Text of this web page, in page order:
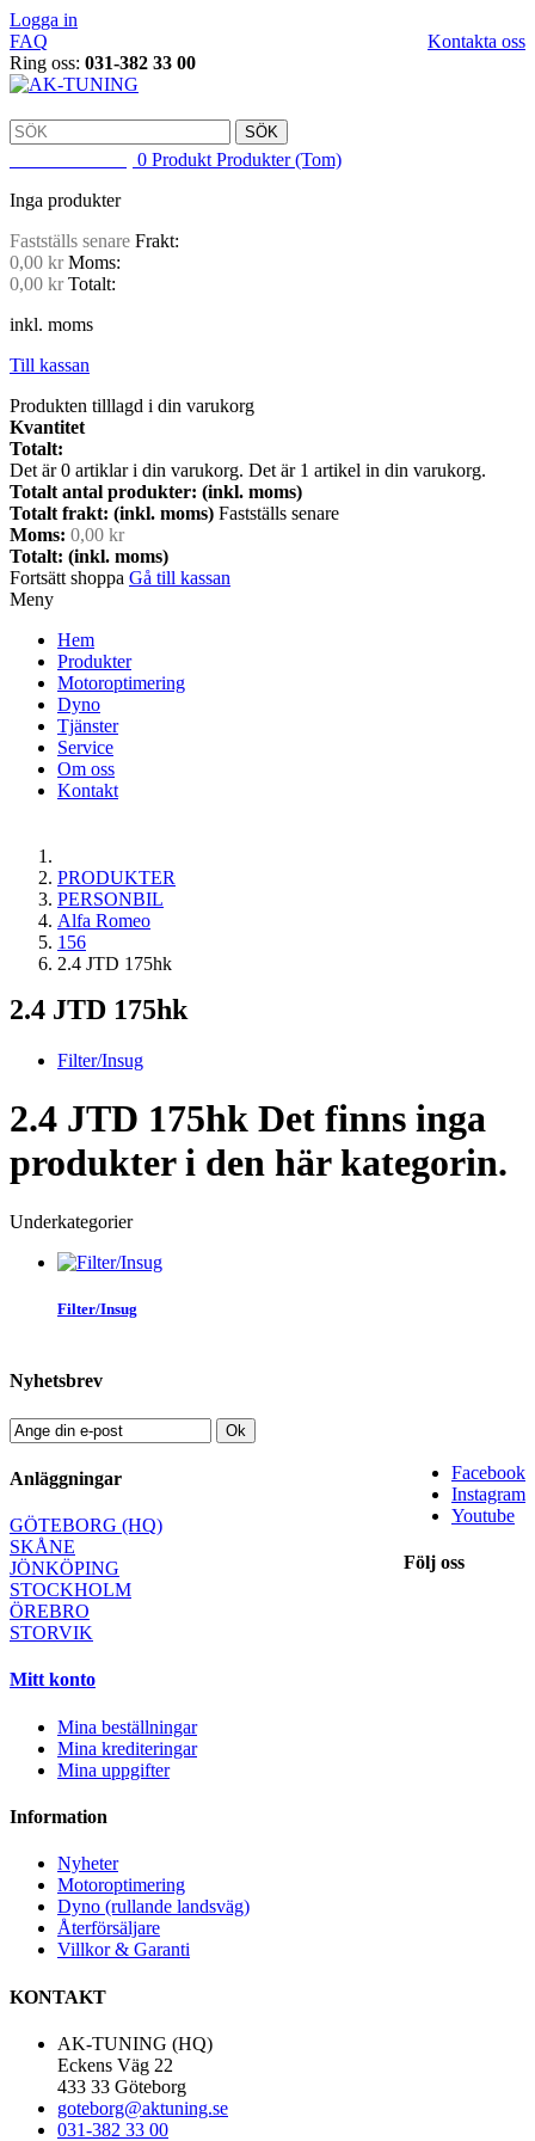
Logga in
Kontakta oss
FAQ
Ring oss: 031-382 33 00
SÖK
0 Produkt Produkter (Tom)
Inga produkter
Fastställs senare Frakt:
0,00 kr Moms:
0,00 kr Totalt:
inkl. moms
Till kassan
Produkten tilllagd i din varukorg
Kvantitet
Totalt:
Det är0 artiklar i din varukorg. Det är 1 artikel in din varukorg.
Totalt antal produkter: (inkl. moms)
Totalt frakt: (inkl. moms) Fastställs senare
Moms: 0,00 kr
Totalt: (inkl. moms)
Fortsätt shoppa Gå till kassan
Meny
Hem
Produkter
Motoroptimering
Dyno
Tjänster
Service
Om oss
Kontakt
PRODUKTER
PERSONBIL
Alfa Romeo
156
2.4 JTD 175hk
2.4 JTD 175hk
Filter/Insug
2.4 JTD 175hk Det finns inga
produkter i den här kategorin.
Underkategorier
Filter/Insug
Nyhetsbrev
Ok
Facebook
Instagram
Youtube
Följ oss
Anläggningar
GÖTEBORG (HQ)
SKÅNE
JÖNKÖPING
STOCKHOLM
ÖREBRO
STORVIK
Mitt konto
Mina beställningar
Mina krediteringar
Mina uppgifter
Information
Nyheter
Motoroptimering
Dyno (rullande landsväg)
Återförsäljare
Villkor & Garanti
KONTAKT
AK-TUNING (HQ)
Eckens Väg 22
433 33 Göteborg
goteborg@aktuning.se
031-382 33 00